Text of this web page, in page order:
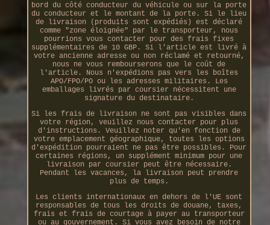
bord du côté conducteur du véhicule ou sur la porte
du conducteur et le montant de la porte. Si le lieu
de livraison (produits sont expédiés) est déclaré
comme "zone éloignée" par le transporteur, nous
pourrions vous contacter pour des frais fixes
supplémentaires de 10 GBP. Si l'article est livré à
votre ancienne adresse ou non réclamé et retourné,
nous ne vous rembourserons que le coût de
l'article. Nous n'expédions pas vers les boîtes
APO/FPO/PO ou les adresses militaires. Les
emballages livrés par coursier nécessitent une
signature du destinataire.
Si les frais de livraison ne sont pas visibles dans
votre région, veuillez nous contacter pour plus
d'instructions. Veuillez noter qu'en fonction de
votre emplacement géographique, toutes les options
d'expédition pourraient ne pas être possibles. Pour
certaines régions, un supplément minimum pour une
livraison par coursier peut être nécessaire.
Pendant les vacances, la livraison peut prendre
plus de temps.
Les clients internationaux en dehors de l'UE sont
responsables de tous les droits de douane, taxes,
frais et frais de courtage à payer au transporteur
ou au gouvernement. Si vous avez besoin de notre